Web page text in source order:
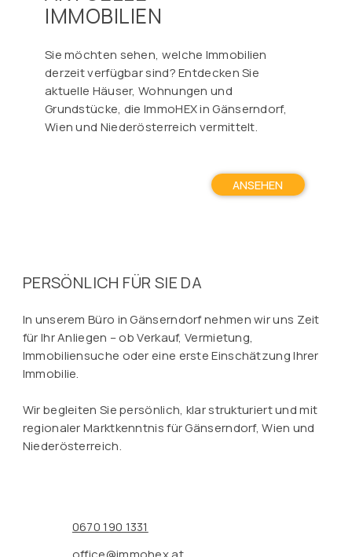
IMMOBILIEN
Sie möchten sehen, welche Immobilien
derzeit verfügbar sind? Entdecken Sie
aktuelle Häuser, Wohnungen und
Grundstücke, die ImmoHEX in Gänserndorf,
Wien und Niederösterreich vermittelt.
ANSEHEN
PERSÖNLICH FÜR SIE DA
In unserem Büro in Gänserndorf nehmen wir uns Zeit
für Ihr Anliegen – ob Verkauf, Vermietung,
Immobiliensuche oder eine erste Einschätzung Ihrer
Immobilie.
Wir begleiten Sie persönlich, klar strukturiert und mit
regionaler Marktkenntnis für Gänserndorf, Wien und
Niederösterreich.
0670 190 1331